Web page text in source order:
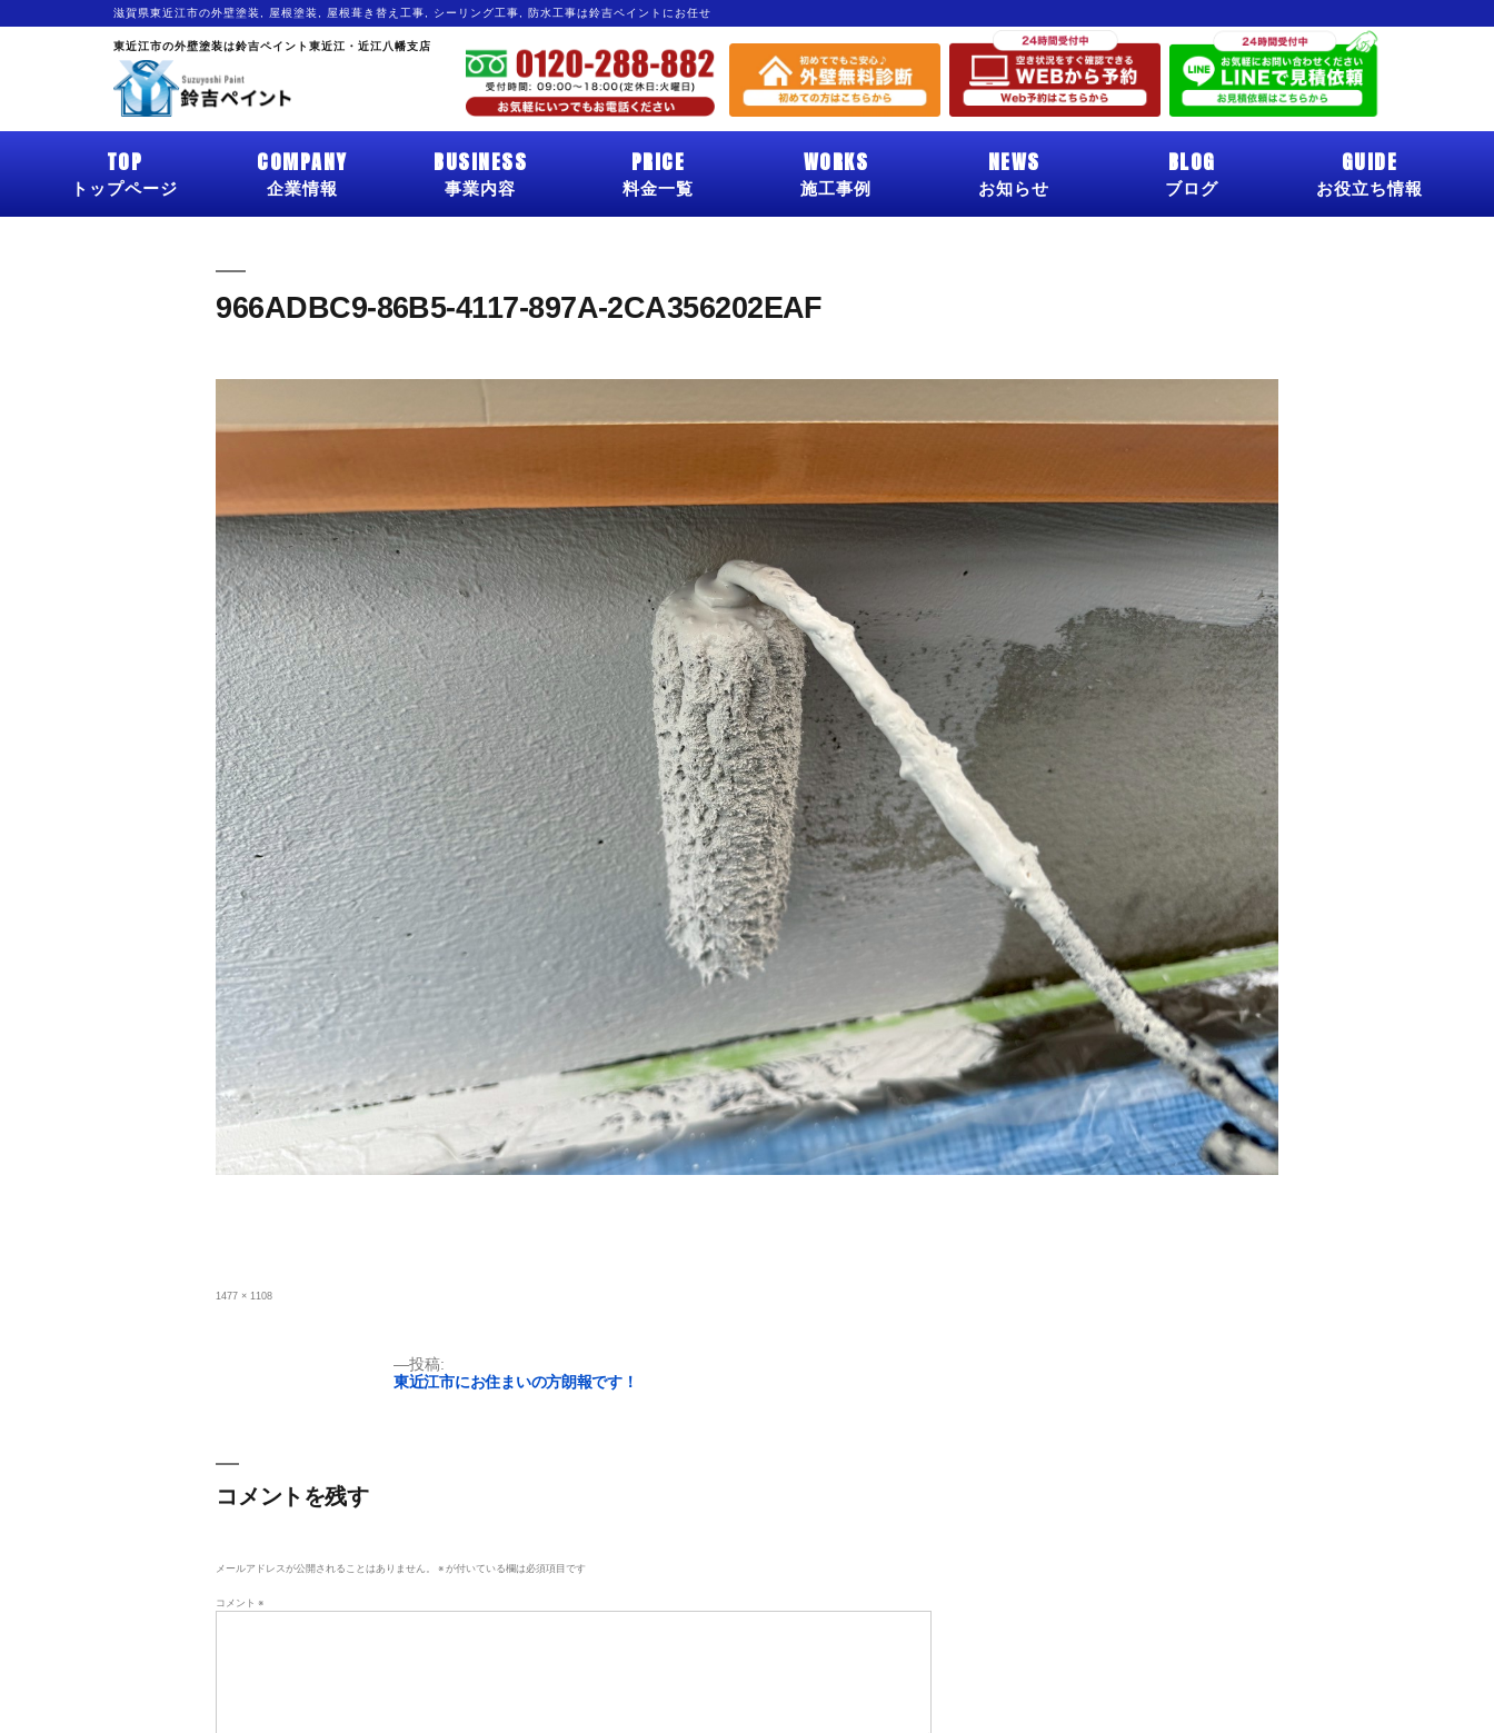
滋賀県東近江市の外壁塗装, 屋根塗装, 屋根葺き替え工事, シーリング工事, 防水工事は鈴吉ペイントにお任せ
東近江市の外壁塗装は鈴吉ペイント東近江・近江八幡支店
TOP
トップページ
COMPANY
企業情報
BUSINESS
事業内容
PRICE
料金一覧
WORKS
施工事例
NEWS
お知らせ
BLOG
ブログ
GUIDE
お役立ち情報
966ADBC9-86B5-4117-897A-2CA356202EAF
フ
1477 × 1108
投稿:
東近江市にお住まいの方朗報です！
コメントを残す
メールアドレスが公開されることはありません。 ※ が付いている欄は必須項目です
コメント※